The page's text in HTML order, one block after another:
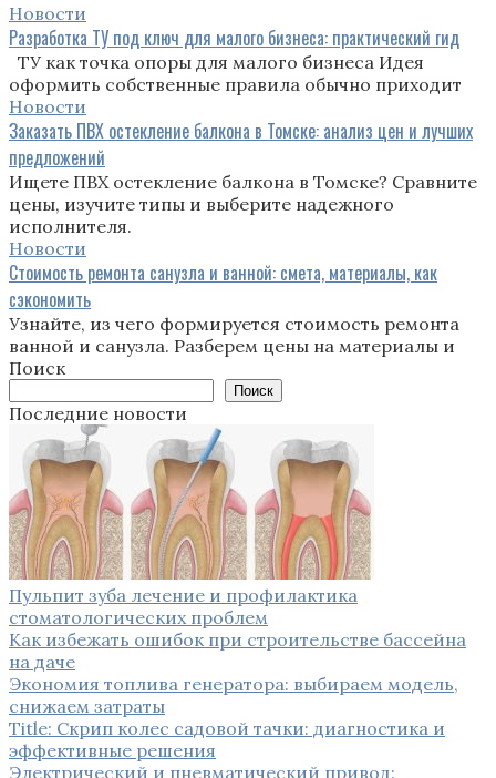
Новости
Разработка ТУ под ключ для малого бизнеса: практический гид
ТУ как точка опоры для малого бизнеса Идея
оформить собственные правила обычно приходит
Новости
Заказать ПВХ остекление балкона в Томске: анализ цен и лучших
предложений
Ищете ПВХ остекление балкона в Томске? Сравните
цены, изучите типы и выберите надежного
исполнителя.
Новости
Стоимость ремонта санузла и ванной: смета, материалы, как
сэкономить
Узнайте, из чего формируется стоимость ремонта
ванной и санузла. Разберем цены на материалы и
Поиск
Поиск
Последние новости
Пульпит зуба лечение и профилактика
стоматологических проблем
Как избежать ошибок при строительстве бассейна
на даче
Экономия топлива генератора: выбираем модель,
снижаем затраты
Title: Скрип колес садовой тачки: диагностика и
эффективные решения
Электрический и пневматический привод: